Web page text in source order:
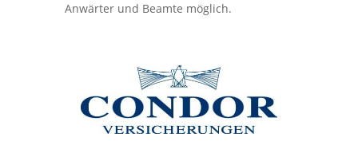
Anwärter und Beamte möglich.